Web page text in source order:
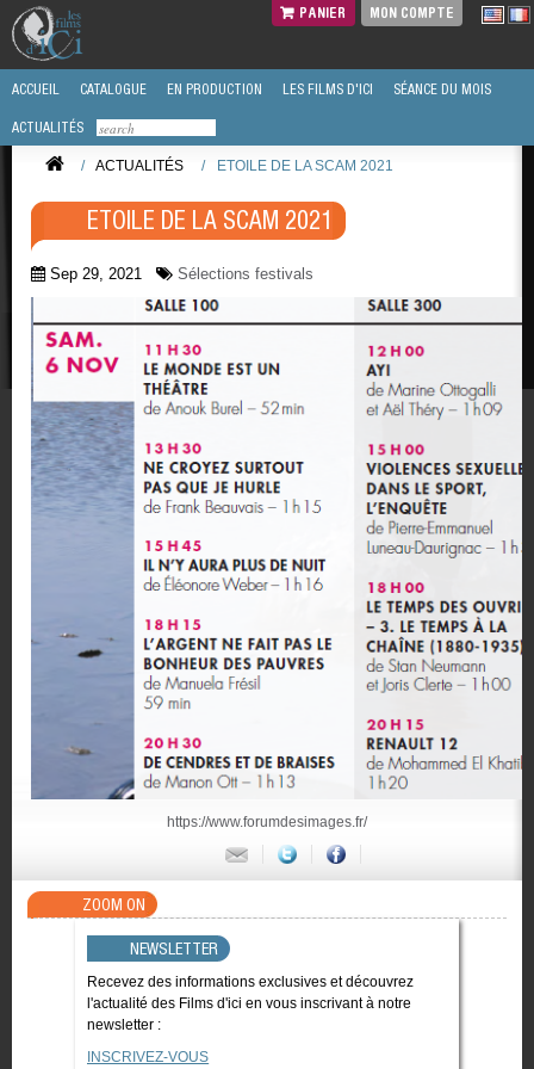
PANIER MON COMPTE
ACCUEIL CATALOGUE EN PRODUCTION LES FILMS D'ICI SÉANCE DU MOIS
ACTUALITÉS
/ ACTUALITÉS / ETOILE DE LA SCAM 2021
ETOILE DE LA SCAM 2021
Sep 29, 2021 Sélections festivals
https://www.forumdesimages.fr/
ZOOM ON
NEWSLETTER
Recevez des informations exclusives et découvrez
l'actualité des Films d'ici en vous inscrivant à notre
newsletter :
INSCRIVEZ-VOUS